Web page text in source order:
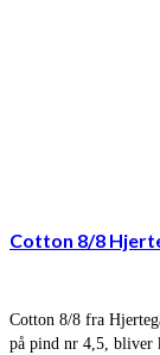
Cotton 8/8
Cotton 8/8 fra
på pind nr 4,5, bliver